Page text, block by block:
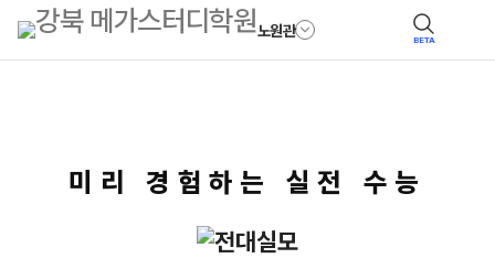
노원관 BETA
미리 경험하는 실전 수능